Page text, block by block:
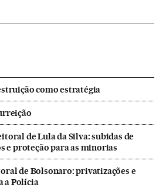
como estratégia
de Lula da Silva: subidas de
e proteção para as minorias
de Bolsonaro: privatizações e
a Polícia